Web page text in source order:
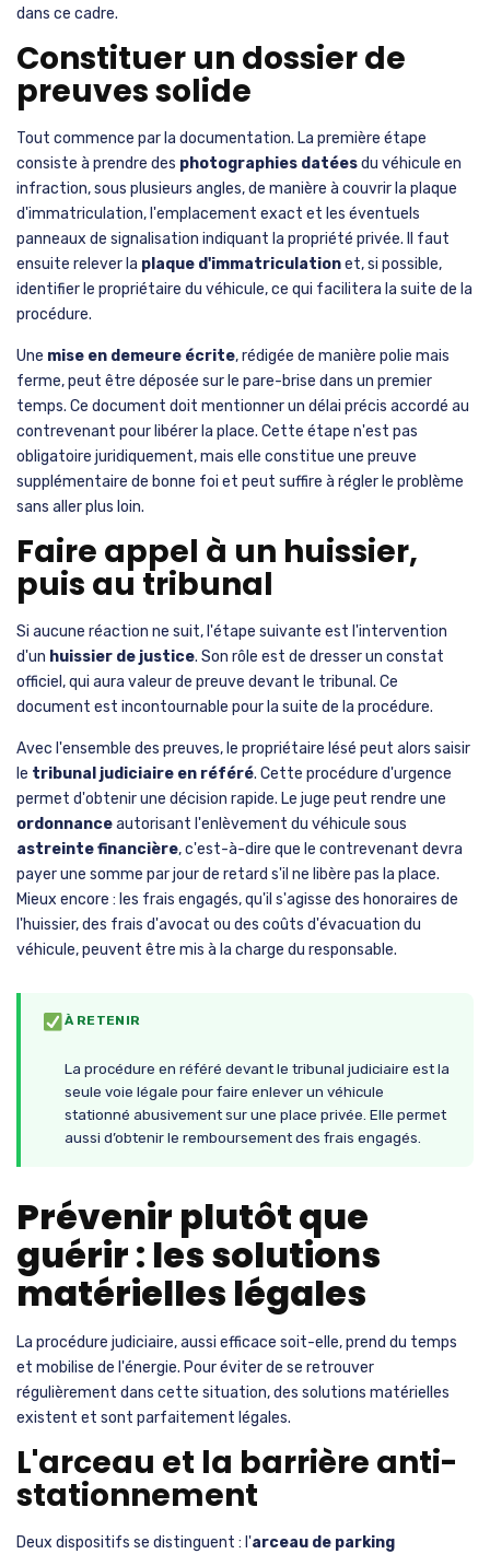
dans ce cadre.
Constituer un dossier de
preuves solide
Tout commence par la documentation. La première étape
consiste à prendre des photographies datéesdu véhicule en
infraction, sous plusieurs angles, de manière à couvrir la plaque
d'immatriculation, l'emplacement exact et les éventuels
panneaux de signalisation indiquant la propriété privée. Il faut
ensuite relever la plaque d'immatriculationet, si possible,
identifier le propriétaire du véhicule, ce qui facilitera la suite de la
procédure.
Une mise en demeure écrite, rédigée de manière polie mais
ferme, peut être déposée sur le pare-brise dans un premier
temps. Ce document doit mentionner un délai précis accordé au
contrevenant pour libérer la place. Cette étape n'est pas
obligatoire juridiquement, mais elle constitue une preuve
supplémentaire de bonne foi et peut suffire à régler le problème
sans aller plus loin.
Faire appel à un huissier,
puis au tribunal
Si aucune réaction ne suit, l'étape suivante est l'intervention
d'un huissier de justice. Son rôle est de dresser un constat
officiel, qui aura valeur de preuve devant le tribunal. Ce
document est incontournable pour la suite de la procédure.
Avec l'ensemble des preuves, le propriétaire lésé peut alors saisir
le tribunal judiciaire en référé. Cette procédure d'urgence
permet d'obtenir une décision rapide. Le juge peut rendre une
ordonnanceautorisant l'enlèvement du véhicule sous
astreinte financière, c'est-à-dire que le contrevenant devra
payer une somme par jour de retard s'il ne libère pas la place.
Mieux encore : les frais engagés, qu'il s'agisse des honoraires de
l'huissier, des frais d'avocat ou des coûts d'évacuation du
véhicule, peuvent être mis à la charge du responsable.
À RETENIR
La procédure en référé devant le tribunal judiciaire est la
seule voie légale pour faire enlever un véhicule
stationné abusivement sur une place privée. Elle permet
aussi d’obtenir le remboursement des frais engagés.
Prévenir plutôt que
guérir : les solutions
matérielles légales
La procédure judiciaire, aussi efficace soit-elle, prend du temps
et mobilise de l'énergie. Pour éviter de se retrouver
régulièrement dans cette situation, des solutions matérielles
existent et sont parfaitement légales.
L'arceau et la barrière anti-
stationnement
Deux dispositifs se distinguent : l'arceau de parking